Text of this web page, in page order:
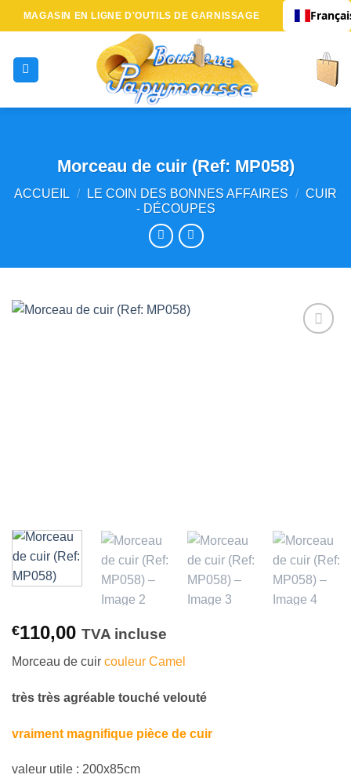
Passer
au
MAGASIN EN LIGNE D'OUTILS DE GARNISSAGE
Morceau de cuir (Ref: MP058)
ACCUEIL / LE COIN DES BONNES AFFAIRES / CUIR
- DÉCOUPES
€110,00 TVA incluse
Morceau de cuir couleur Camel
très très agréable touché velouté
vraiment magnifique pièce de cuir
valeur utile : 200x85cm